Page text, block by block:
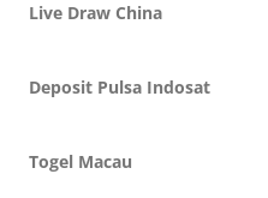
Live Draw China
Deposit Pulsa Indosat
Togel Macau